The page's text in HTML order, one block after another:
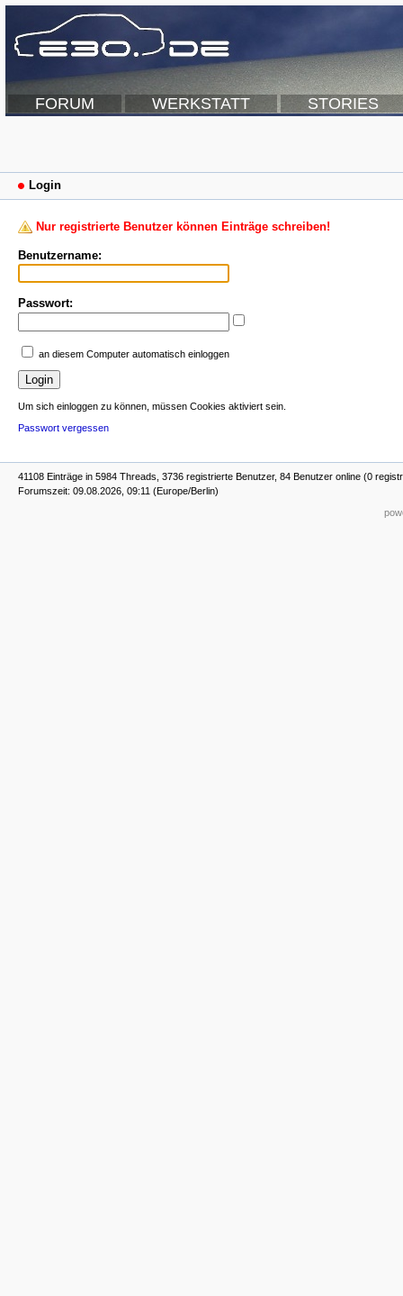
FORUM WERKSTATT STORIES
Login
Nur registrierte Benutzer können Einträge schreiben!
Benutzername:
Passwort:
an diesem Computer automatisch einloggen
Um sich einloggen zu können, müssen Cookies aktiviert sein.
Passwort vergessen
41108 Einträge in 5984 Threads, 3736 registrierte Benutzer, 84 Benutzer online (0
Forumszeit: 09.08.2026, 09:11 (Europe/Berlin)